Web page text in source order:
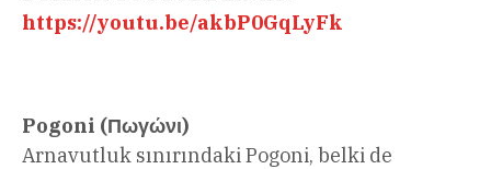
https://youtu.be/akbP0GqLyFk
Pogoni (Πωγώνι)
Arnavutluk sınırındaki Pogoni, belki de